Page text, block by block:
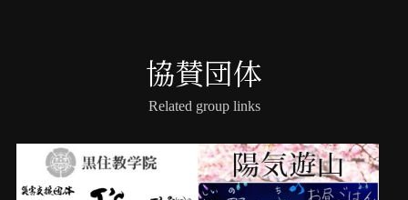
協賛団体
Related group links